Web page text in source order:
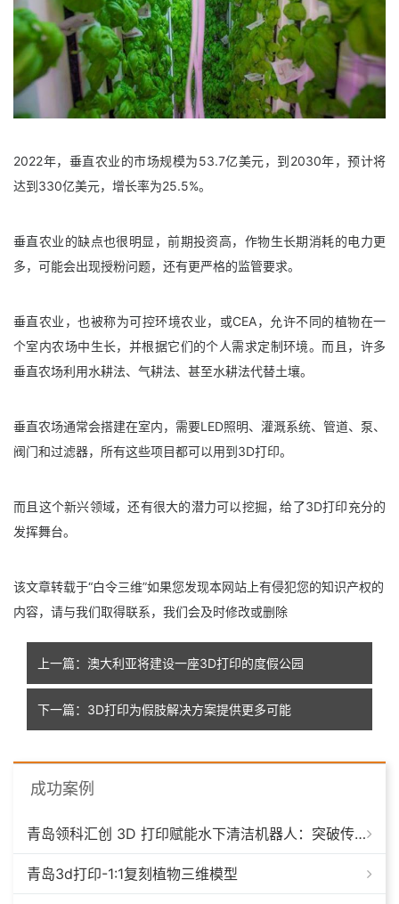
2022年，垂直农业的市场规模为53.7亿美元，到2030年，预计将
达到330亿美元，增长率为25.5%。
垂直农业的缺点也很明显，前期投资高，作物生长期消耗的电力更
多，可能会出现授粉问题，还有更严格的监管要求。
垂直农业，也被称为可控环境农业，或CEA，允许不同的植物在一
个室内农场中生长，并根据它们的个人需求定制环境。而且，许多
垂直农场利用水耕法、气耕法、甚至水耕法代替土壤。
垂直农场通常会搭建在室内，需要LED照明、灌溉系统、管道、泵、
阀门和过滤器，所有这些项目都可以用到3D打印。
而且这个新兴领域，还有很大的潜力可以挖掘，给了3D打印充分的
发挥舞台。
该文章转载于“白令三维”如果您发现本网站上有侵犯您的知识产权的
内容，请与我们取得联系，我们会及时修改或删除
上一篇：澳大利亚将建设一座3D打印的度假公园
下一篇：3D打印为假肢解决方案提供更多可能
成功案例
青岛领科汇创 3D 打印赋能水下清洁机器人：突破传统制造，深耕海洋智能装备新场景
青岛3d打印-1:1复刻植物三维模型